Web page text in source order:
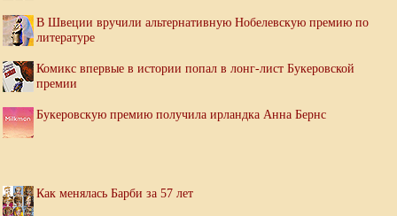
В Швеции вручили альтернативную Нобелевскую премию по
литературе
Комикс впервые в истории попал в лонг-лист Букеровской
премии
Букеровскую премию получила ирландка Анна Бернс
Как менялась Барби за 57 лет